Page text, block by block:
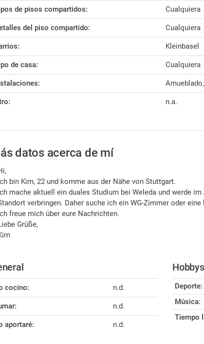
de pisos compartidos: Cualquiera
del piso compartido: Cualquiera
Kleinbasel
de casa: Cualquiera
n.a.
datos acerca de mí
bin Kim, 22 und komme aus der Nähe von Stuttgart.
mache aktuell ein duales Studium bei Weleda und werde
verbringen. Daher suche ich ein WG-Zimmer oder
freue mich über eure Nachrichten.
Grüße,
cocino: n.d.
n.d.
aportaré: n.d.
Hobbys
Deporte:
Música:
Tiempo